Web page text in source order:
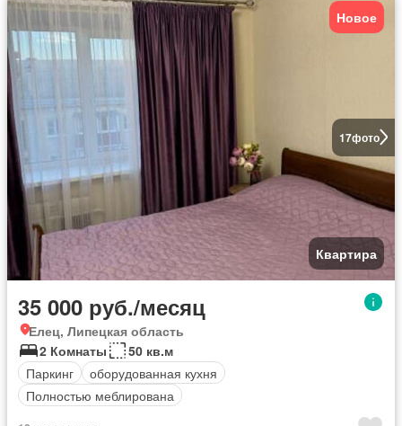
17фото
Новое
Квартира
35 000 руб./месяц
Елец, Липецкая область
2 Комнаты
50 кв.м
Паркинг
оборудованная кухня
Полностью меблирована